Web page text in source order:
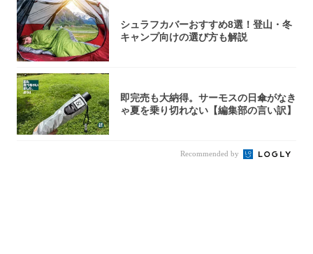
シュラフカバーおすすめ8選！登山・冬
キャンプ向けの選び方も解説
即完売も大納得。サーモスの日傘がなき
ゃ夏を乗り切れない【編集部の言い訳】
Recommended by